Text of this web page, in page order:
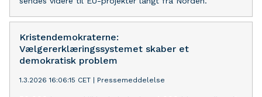
Kristendemokraterne:
Vælgererklæringssystemet skaber et
demokratisk problem
1.3.2026 16:06:15 CET Pressemeddelelse